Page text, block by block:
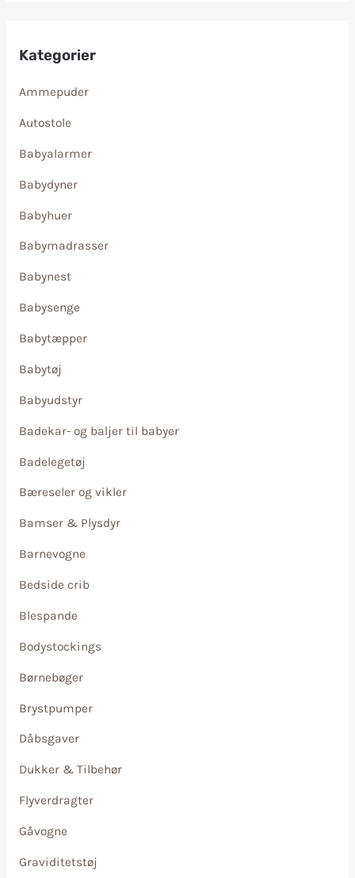
Kategorier
Ammepuder
Autostole
Babyalarmer
Babydyner
Babyhuer
Babymadrasser
Babynest
Babysenge
Babytæpper
Babytøj
Babyudstyr
Badekar- og baljer til babyer
Badelegetøj
Bæreseler og vikler
Bamser & Plysdyr
Barnevogne
Bedside crib
Blespande
Bodystockings
Børnebøger
Brystpumper
Dåbsgaver
Dukker & Tilbehør
Flyverdragter
Gåvogne
Graviditetstøj